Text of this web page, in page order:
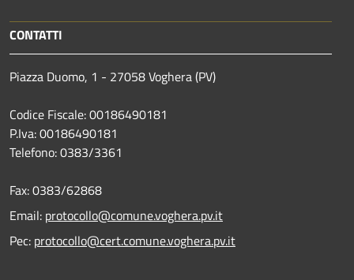
CONTATTI
Piazza Duomo, 1 - 27058 Voghera (PV)
Codice Fiscale: 00186490181
P.Iva: 00186490181
Telefono:0383/3361
Fax:0383/62868
Email: protocollo@comune.voghera.pv.it
Pec: protocollo@cert.comune.voghera.pv.it